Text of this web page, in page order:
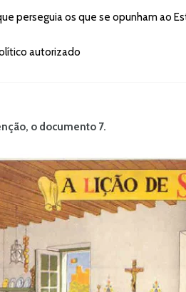
perseguia os que se opunham ao
autorizado
o documento 7.